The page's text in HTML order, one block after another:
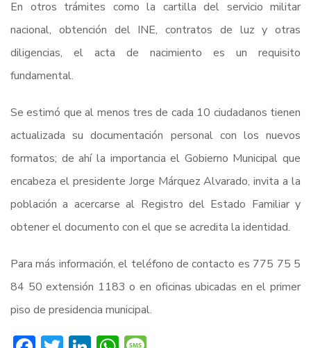
En otros trámites como la cartilla del servicio militar
nacional, obtención del INE, contratos de luz y otras
diligencias, el acta de nacimiento es un requisito
fundamental.
Se estimó que al menos tres de cada 10 ciudadanos tienen
actualizada su documentación personal con los nuevos
formatos; de ahí la importancia el Gobierno Municipal que
encabeza el presidente Jorge Márquez Alvarado, invita a la
población a acercarse al Registro del Estado Familiar y
obtener el documento con el que se acredita la identidad.
Para más información, el teléfono de contacto es 775 75 5
84 50 extensión 1183 o en oficinas ubicadas en el primer
piso de presidencia municipal.